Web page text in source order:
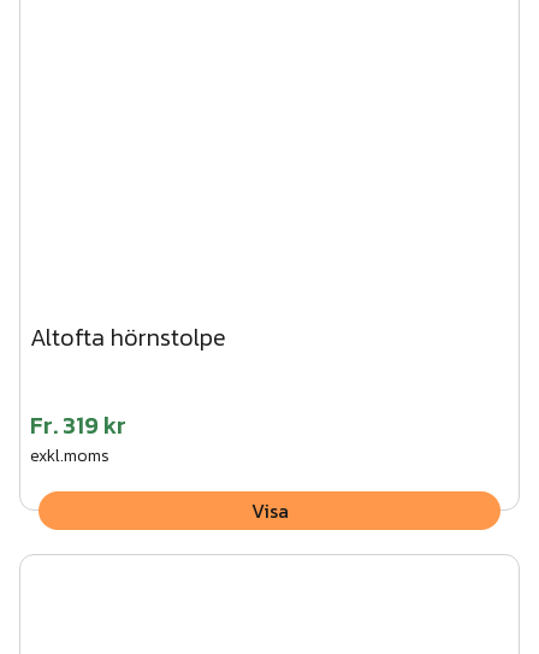
Altofta hörnstolpe
Fr.319 kr
exkl.moms
Visa